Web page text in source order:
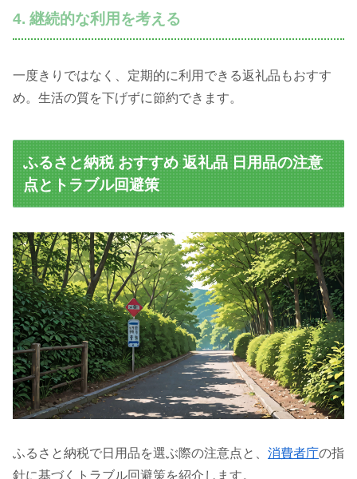
4. 継続的な利用を考える
一度きりではなく、定期的に利用できる返礼品もおすす
め。生活の質を下げずに節約できます。
ふるさと納税 おすすめ 返礼品 日用品の注意
点とトラブル回避策
ふるさと納税で日用品を選ぶ際の注意点と、 消費者庁の指
針に基づくトラブル回避策を紹介します。